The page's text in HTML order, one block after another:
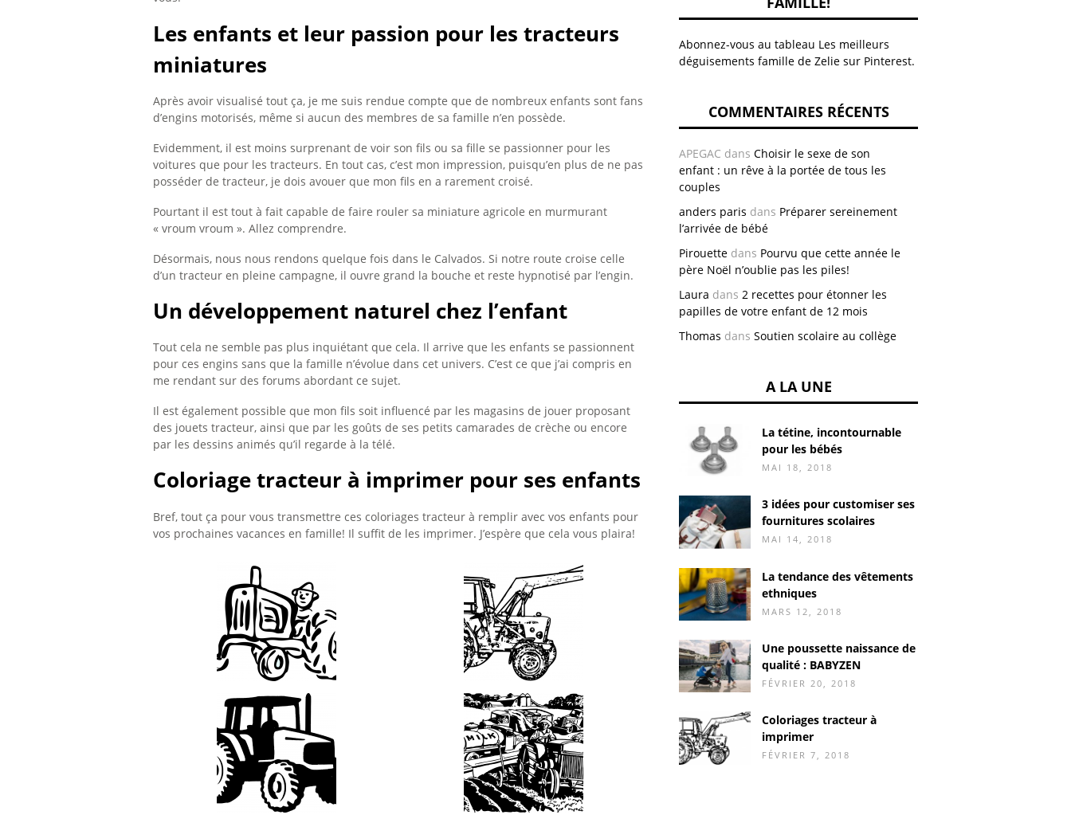
Les enfants et leur passion pour les tracteurs
miniatures
Après avoir visualisé tout ça, je me suis rendue compte que de nombreux enfants sont fans
d’engins motorisés, même si aucun des membres de sa famille n’en possède.
Evidemment, il est moins surprenant de voir son fils ou sa fille se passionner pour les
voitures que pour les tracteurs. En tout cas, c’est mon impression, puisqu’en plus de ne pas
posséder de tracteur, je dois avouer que mon fils en a rarement croisé.
Pourtant il est tout à fait capable de faire rouler sa miniature agricole en murmurant
« vroum vroum ». Allez comprendre.
Désormais, nous nous rendons quelque fois dans le Calvados. Si notre route croise celle
d’un tracteur en pleine campagne, il ouvre grand la bouche et reste hypnotisé par l’engin.
Un développement naturel chez l’enfant
Tout cela ne semble pas plus inquiétant que cela. Il arrive que les enfants se passionnent
pour ces engins sans que la famille n’évolue dans cet univers. C’est ce que j’ai compris en
me rendant sur des forums abordant ce sujet.
Il est également possible que mon fils soit influencé par les magasins de jouer proposant
des jouets tracteur, ainsi que par les goûts de ses petits camarades de crèche ou encore
par les dessins animés qu’il regarde à la télé.
Coloriage tracteur à imprimer pour ses enfants
Bref, tout ça pour vous transmettre ces coloriages tracteur à remplir avec vos enfants pour
vos prochaines vacances en famille! Il suffit de les imprimer. J’espère que cela vous plaira!
Abonnez-vous au tableau Les meilleurs
déguisements famille de Zelie sur Pinterest.
COMMENTAIRES RÉCENTS
APEGAC dans Choisir le sexe de son
enfant : un rêve à la portée de tous les
couples
anders paris dans Préparer sereinement
l’arrivée de bébé
Pirouette dans Pourvu que cette année le
père Noël n’oublie pas les piles!
Laura dans 2 recettes pour étonner les
papilles de votre enfant de 12 mois
Thomas dans Soutien scolaire au collège
A LA UNE
La tétine, incontournable
pour les bébés
MAI 18, 2018
3 idées pour customiser ses
fournitures scolaires
MAI 14, 2018
La tendance des vêtements
ethniques
MARS 12, 2018
Une poussette naissance de
qualité : BABYZEN
FÉVRIER 20, 2018
Coloriages tracteur à
imprimer
FÉVRIER 7, 2018